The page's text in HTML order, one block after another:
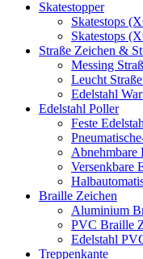
Skatestopper
Skatestops
Skatestops
Straße Zeichen &
Messing
Leucht
Edelstahl
Edelstahl Poller
Feste
Abnehmbare
Versenkbare
Braille Zeichen
Aluminium
PVC Braille
Edelstahl
Treppenkante